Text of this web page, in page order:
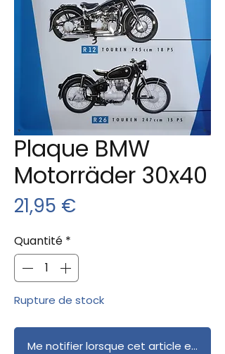
Plaque BMW
Motorräder 30x40
21,95 €
Quantité *
Rupture de stock
Me notifier lorsque cet article est